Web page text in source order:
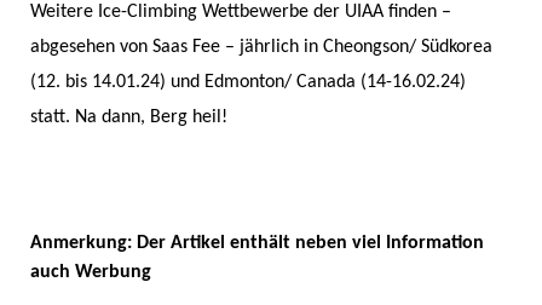
Weitere Ice-Climbing Wettbewerbe der UIAA finden –
abgesehen von Saas Fee – jährlich in Cheongson/ Südkorea
(12. bis 14.01.24) und Edmonton/ Canada (14-16.02.24)
statt. Na dann, Berg heil!
Anmerkung: Der Artikel enthält neben viel Information
auch Werbung